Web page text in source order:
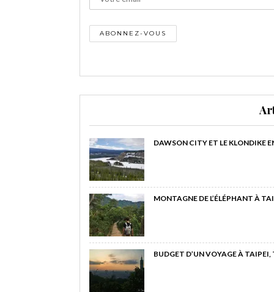
DAWSON CITY ET LE KLONDIKE
MONTAGNE DE L’ÉLÉPHANT À
BUDGET D’UN VOYAGE À